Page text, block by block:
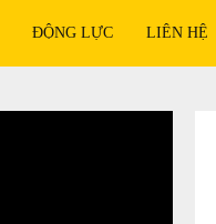
ĐỘNG LỰC LIÊN HỆ